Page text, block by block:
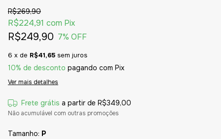
R$269,90
R$249,90 7% OFF
R$224,91 com Pix
6 x de R$41,65 sem juros
10% de desconto pagando com Pix
Ver mais detalhes
Frete grátis a partir de R$349,00
Não acumulável com outras promoções
Tamanho: P